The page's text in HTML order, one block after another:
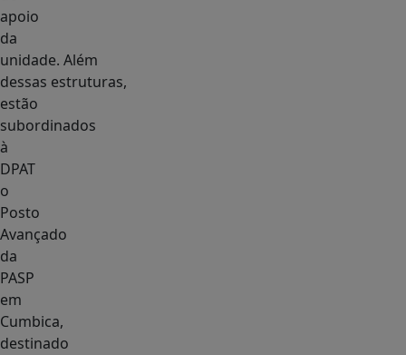
apoio
da
unidade. Além
dessas estruturas,
estão
subordinados
à
DPAT
o
Posto
Avançado
da
PASP
em
Cumbica,
destinado